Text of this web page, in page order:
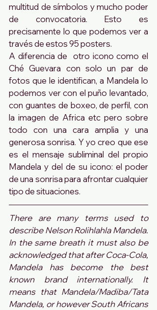
multitud de símbolos y mucho poder
de convocatoria. Esto es
precisamente lo que podemos ver a
través de estos 95 posters.
A diferencia de  otro icono como el
Ché Guevara con solo un par de
fotos que le identifican, a Mandela lo
podemos ver con el puño levantado,
con guantes de boxeo, de perfil, con
la imagen de Africa etc pero sobre
todo con una cara amplia y una
generosa sonrisa. Y yo creo que ese
es el mensaje subliminal del propio
Mandela y del de su icono: el poder
de una sonrisa para afrontar cualquier
tipo de situaciones.
There are many terms used to
describe Nelson Rolihlahla Mandela.
In the same breath it must also be
acknowledged that after Coca-Cola,
Mandela has become the best
known brand internationally. It
means that Mandela/Madiba/Tata
Mandela, or however South Africans